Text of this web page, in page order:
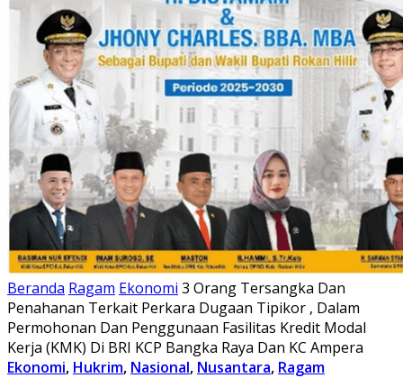
Beranda Ragam Ekonomi 3 Orang Tersangka Dan
Penahanan Terkait Perkara Dugaan Tipikor , Dalam
Permohonan Dan Penggunaan Fasilitas Kredit Modal
Kerja (KMK) Di BRI KCP Bangka Raya Dan KC Ampera
Ekonomi, Hukrim, Nasional, Nusantara, Ragam